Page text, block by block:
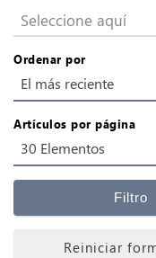
Seleccione aquí
Ordenar por
El más reciente
Artículos por página
30 Elementos
Filtro
Reiniciar